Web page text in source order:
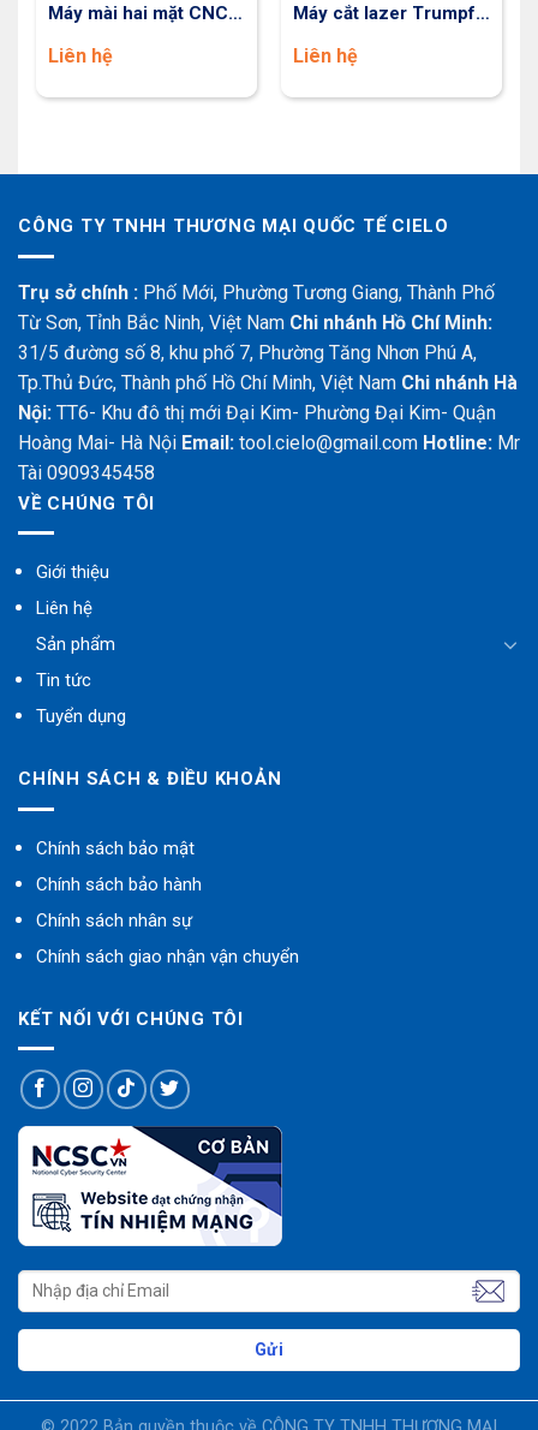
Máy mài hai mặt CNC
MKY 7660
Liên hệ
Máy cắt lazer Trumpf
Liên hệ
CÔNG TY TNHH THƯƠNG MẠI QUỐC TẾ CIELO
Trụ sở chính : Phố Mới, Phường Tương Giang, Thành Phố
Từ Sơn, Tỉnh Bắc Ninh, Việt Nam Chi nhánh Hồ Chí Minh:
31/5 đường số 8, khu phố 7, Phường Tăng Nhơn Phú A,
Tp.Thủ Đức, Thành phố Hồ Chí Minh, Việt Nam Chi nhánh Hà
Nội: TT6- Khu đô thị mới Đại Kim- Phường Đại Kim- Quận
Hoàng Mai- Hà Nội Email: tool.cielo@gmail.com Hotline: Mr
Tài 0909345458
VỀ CHÚNG TÔI
Giới thiệu
Liên hệ
Sản phẩm
Tin tức
Tuyển dụng
CHÍNH SÁCH & ĐIỀU KHOẢN
Chính sách bảo mật
Chính sách bảo hành
Chính sách nhân sự
Chính sách giao nhận vận chuyển
KẾT NỐI VỚI CHÚNG TÔI